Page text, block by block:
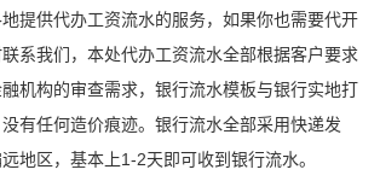
提供代办工资流水的服务，如果你也需要代开
系我们，本处代办工资流水全部根据客户要求
机构的审查需求，银行流水模板与银行实地打
有任何造价痕迹。银行流水全部采用快递发
地区，基本上1-2天即可收到银行流水。